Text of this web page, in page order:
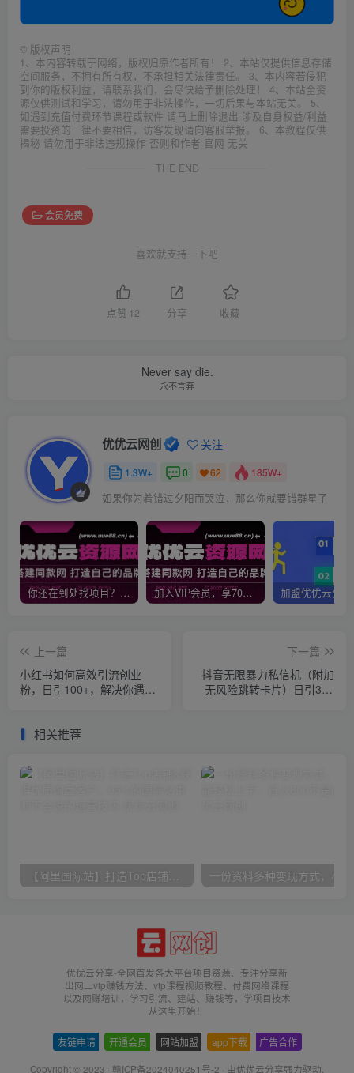
© 版权声明
1、本内容转载于网络，版权归原作者所有！ 2、本站仅提供信息存储
空间服务，不拥有所有权，不承担相关法律责任。 3、本内容若侵犯
到你的版权利益，请联系我们，会尽快给予删除处理！ 4、本站全资
源仅供测试和学习，请勿用于非法操作，一切后果与本站无关。 5、
如遇到充值付费环节课程或软件 请马上删除退出 涉及自身权益/利益
需要投资的一律不要相信，访客发现请向客服举报。 6、本教程仅供
揭秘 请勿用于非法违规操作 否则和作者 官网 无关
THE END
会员免费
喜欢就支持一下吧
点赞 12 分享 收藏
Never say die.
永不言弃
优优云网创 关注
1.3W+ 0 62 185W+
如果你为着错过夕阳而哭泣，那么你就要错群星了
你还在到处找项目？还在当韭菜？我靠网创资源站一个月收入5万+，曾经我也是个失败者。 加入VIP会员，享70%的推广提成，免费学习多种网上创业课程，菜鸟秒变大神！
上一篇
小红书如何高效引流创业
粉，日引100+，解决你遇到
下一篇
抖音无限暴力私信机（附加
无风险跳转卡片）日引300
相关推荐
【阿里国际站】打造Top店铺&获得优质询盘客户，​95%的国际站讲师不会说的运营技巧
优优云分享-全网首发各大平台项目资源、专注分享新
出网上vip赚钱方法、vip课程视频教程、付费网络课程
以及网赚培训，学习引流、建站、赚钱等，学项目技术
从这里开始！
友链申请 开通会员 网站加盟 app下载 广告合作
Copyright © 2023 · 赣ICP备2024040251号-2 · 由优优云分享强力驱动.